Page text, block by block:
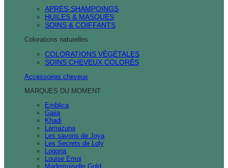
APRÈS-SHAMPOINGS
HUILES & MASQUES
SOINS & COIFFANTS
Colorations naturelles
COLORATIONS VÉGÉTALES
SOINS CHEVEUX COLORÉS
Accessoires cheveux
MARQUES DU MOMENT
Emblica
Gaiia
Khadi
Lamazuna
Les savons de Joya
Les Secrets de Loly
Logona
Louise Emoi
Mademoiselle Gold